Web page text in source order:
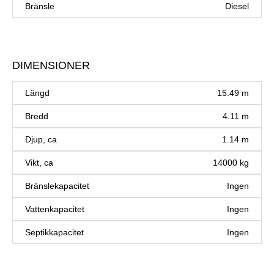
Bränsle Diesel
DIMENSIONER
Längd 15.49 m
Bredd 4.11 m
Djup, ca 1.14 m
Vikt, ca 14000 kg
Bränslekapacitet Ingen
Vattenkapacitet Ingen
Septikkapacitet Ingen